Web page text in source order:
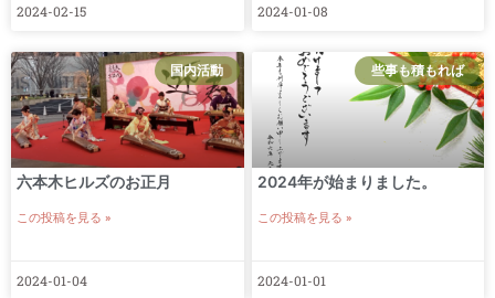
2024-02-15 2024-01-08
国内活動
六本木ヒルズのお正月
この投稿を見る »
2024-01-04
些事も積もれば
2024年が始まりました。
この投稿を見る »
2024-01-01